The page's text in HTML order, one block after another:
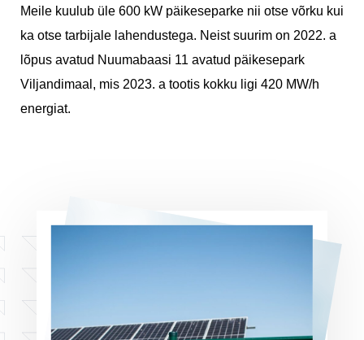
Meile kuulub üle 600 kW päikeseparke nii otse võrku kui
ka otse tarbijale lahendustega. Neist suurim on 2022. a
lõpus avatud Nuumabaasi 11 avatud päikesepark
Viljandimaal, mis 2023. a tootis kokku ligi 420 MW/h
energiat.